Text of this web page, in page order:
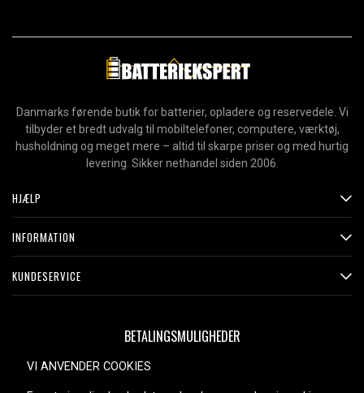
Danmarks førende butik for batterier, opladere og reservedele. Vi
tilbyder et bredt udvalg til mobiltelefoner, computere, værktøj,
husholdning og meget mere – altid til skarpe priser og med hurtig
levering. Sikker nethandel siden 2006.
HJÆLP
INFORMATION
KUNDESERVICE
BETALINGSMULIGHEDER
VI ANVENDER COOKIES